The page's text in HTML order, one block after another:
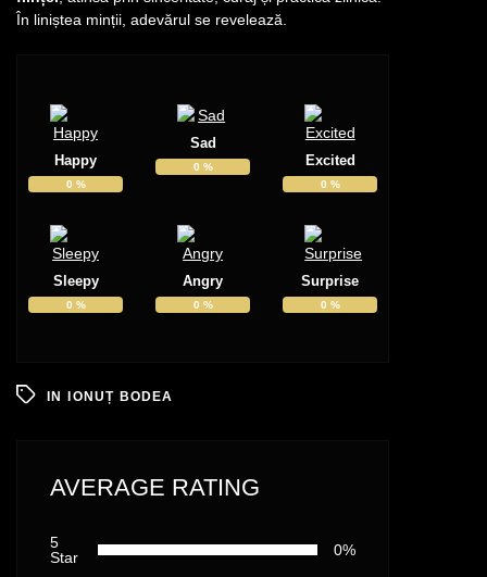
În liniștea minții, adevărul se revelează.
Happy
0 %
Sad
0 % Excited
0 %
Sleepy
0 %
Angry
0 %
Surprise
0 %
IN IONUȚ BODEA
AVERAGE RATING
5
Star
0%